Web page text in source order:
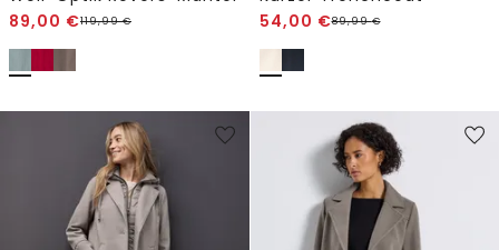
89,00 €119,99€
54,00 €89,99€